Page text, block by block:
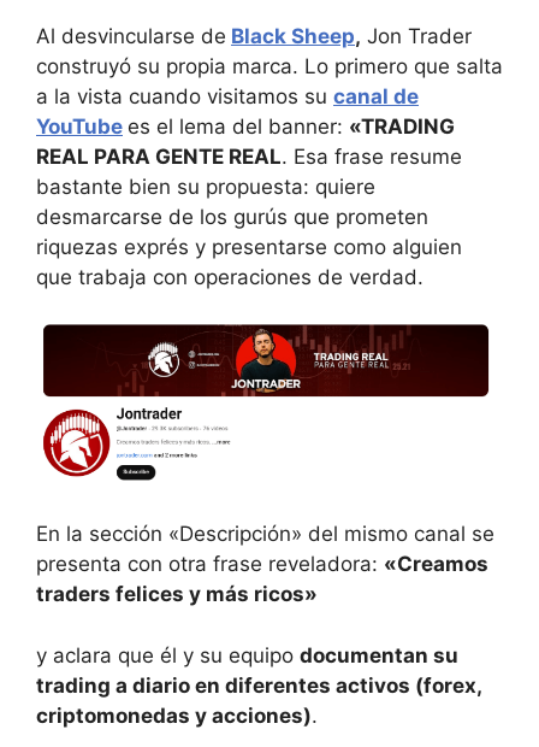
Al desvincularse de Black Sheep, Jon Trader
construyó su propia marca. Lo primero que salta
a la vista cuando visitamos su canal de
YouTube es el lema del banner: «TRADING
REAL PARA GENTE REAL. Esa frase resume
bastante bien su propuesta: quiere
desmarcarse de los gurús que prometen
riquezas exprés y presentarse como alguien
que trabaja con operaciones de verdad.
En la sección «Descripción» del mismo canal se
presenta con otra frase reveladora: «Creamos
traders felices y más ricos»
y aclara que él y su equipo documentan su
trading a diario en diferentes activos (forex,
criptomonedas y acciones).